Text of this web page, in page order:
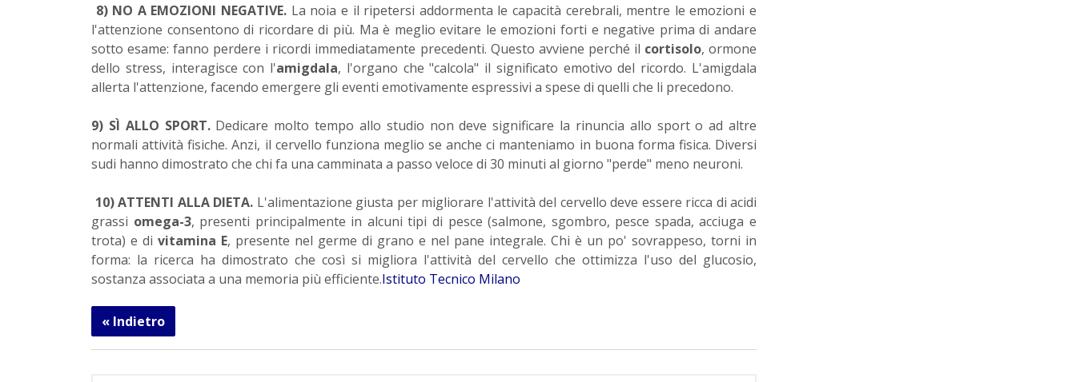
8) NO A EMOZIONI NEGATIVE. La noia e il ripetersi addormenta le capacità cerebrali, mentre le emozioni e
l'attenzione consentono di ricordare di più. Ma è meglio evitare le emozioni forti e negative prima di andare
sotto esame: fanno perdere i ricordi immediatamente precedenti. Questo avviene perché il cortisolo, ormone
dello stress, interagisce con l'amigdala, l'organo che "calcola" il significato emotivo del ricordo. L'amigdala
allerta l'attenzione, facendo emergere gli eventi emotivamente espressivi a spese di quelli che li precedono.
9) SÌ ALLO SPORT. Dedicare molto tempo allo studio non deve significare la rinuncia allo sport o ad altre
normali attività fisiche. Anzi, il cervello funziona meglio se anche ci manteniamo in buona forma fisica. Diversi
sudi hanno dimostrato che chi fa una camminata a passo veloce di 30 minuti al giorno "perde" meno neuroni.
10) ATTENTI ALLA DIETA. L'alimentazione giusta per migliorare l'attività del cervello deve essere ricca di acidi
grassi omega-3, presenti principalmente in alcuni tipi di pesce (salmone, sgombro, pesce spada, acciuga e
trota) e di vitamina E, presente nel germe di grano e nel pane integrale. Chi è un po' sovrappeso, torni in
forma: la ricerca ha dimostrato che così si migliora l'attività del cervello che ottimizza l'uso del glucosio,
sostanza associata a una memoria più efficiente.Istituto Tecnico Milano
« Indietro